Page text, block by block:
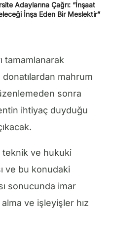
Adaylarına Çağrı: “İnşaat
İnşa Eden Bir Meslektir”
tamamlanarak
mahrum
sonra
ihtiyaç duyduğu
teknik ve hukuki
ve bu konudaki
sonucunda imar
ve işleyişler hız